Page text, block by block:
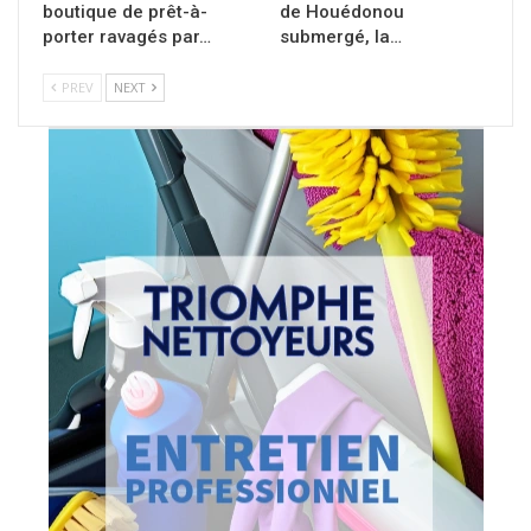
boutique de prêt-à-
porter ravagés par…
de Houédonou
submergé, la…
PREV NEXT